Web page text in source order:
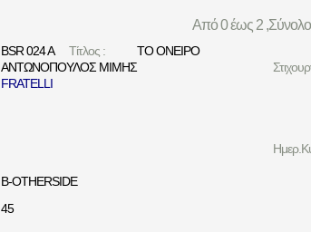
Από 0 έως 2 ,Σύνολο
BSR 024 A Τίτλος :
ΤΟ ΟΝΕΙΡΟ
ΑΝΤΩΝΟΠΟΥΛΟΣ ΜΙΜΗΣ
FRATELLI
B-OTHERSIDE
45